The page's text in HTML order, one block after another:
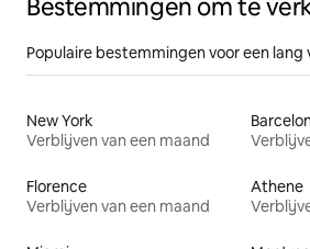
Bestemmingen om te
Populaire bestemmingen voor een lang
New York
Verblijven van een maand
Florence
Verblijven van een maand
Athene